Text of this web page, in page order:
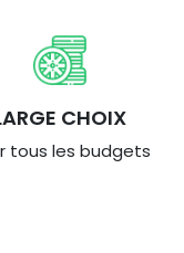
CHOIX
tous les budgets